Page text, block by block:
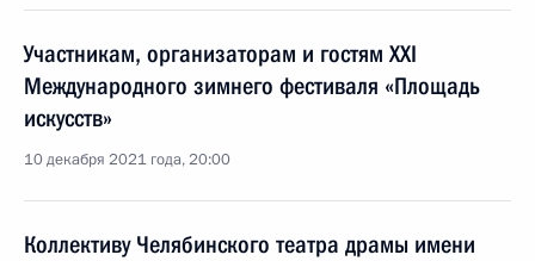
Участникам, организаторам и гостям XXI
Международного зимнего фестиваля «Площадь
искусств»
10 декабря 2021 года, 20:00
Коллективу Челябинского театра драмы имени